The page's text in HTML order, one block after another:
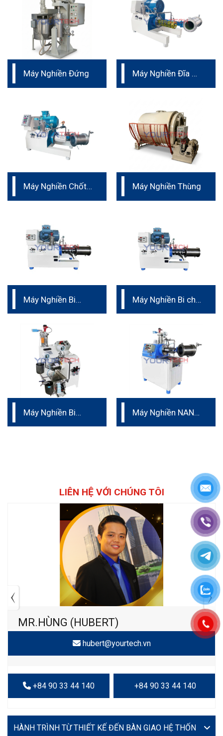
Máy Nghiền Đứng
Máy Nghiền Đĩa –
Máy Nghiền Chốt
Máy Nghiền Thùng
Máy Nghiền Bi
Xuất
Máy Nghiền Bi cho
Máy Nghiền Bi
Máy Nghiền NANO
LIÊN HỆ VỚI CHÚNG TÔI
MR.HÙNG (HUBERT)
hubert@yourtech.vn
+84 90 33 44 140 +84 90 33 44 140
VIDEO